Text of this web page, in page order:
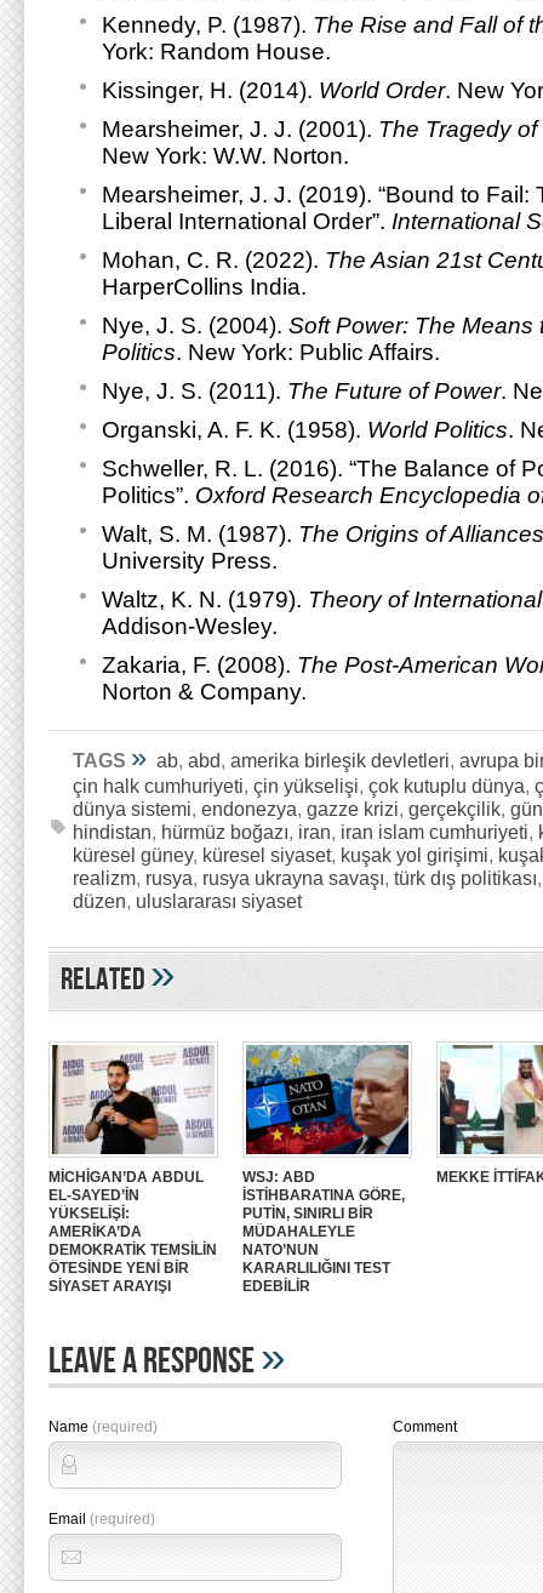
Kennedy, P. (1987). The Rise and Fall of
York: Random House.
Kissinger, H. (2014). World Order. New
Mearsheimer, J. J. (2001). The Tragedy
New York: W.W. Norton.
Mearsheimer, J. J. (2019). “Bound to
Liberal International Order”. International
Mohan, C. R. (2022). The Asian 21st
HarperCollins India.
Nye, J. S. (2004). Soft Power: The Means
Politics. New York: Public Affairs.
Nye, J. S. (2011). The Future of Power.
Organski, A. F. K. (1958). World Politics.
Schweller, R. L. (2016). “The Balance of
Politics”. Oxford Research Encyclopedia
Walt, S. M. (1987). The Origins of Alliances
University Press.
Waltz, K. N. (1979). Theory of
Addison-Wesley.
Zakaria, F. (2008). The Post-American
Norton & Company.
TAGS » ab, abd, amerika birleşik devletleri, avrupa
çin halk cumhuriyeti, çin yükselişi, çok kutuplu dünya,
dünya sistemi, endonezya, gazze krizi, gerçekçilik,
hindistan, hürmüz boğazı, iran, iran islam cumhuriyeti,
küresel güney, küresel siyaset, kuşak yol girişimi,
realizm, rusya, rusya ukrayna savaşı, türk dış politikası
düzen, uluslararası siyaset
Related»
MİCHİGAN’DA ABDUL
EL-SAYED’İN
YÜKSELİŞİ:
AMERİKA’DA
DEMOKRATİK TEMSİLİN
ÖTESİNDE YENİ BİR
SİYASET ARAYIŞI
WSJ: ABD
İSTİHBARATINA GÖRE,
PUTİN, SINIRLI BİR
MÜDAHALEYLE
NATO’NUN
KARARLILIĞINI TEST
EDEBİLİR
MEKKE
Leave A Response»
Name (required)
Email (required)
Comment